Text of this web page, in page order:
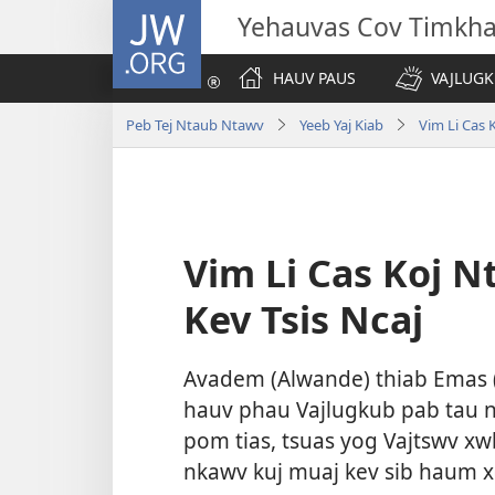
JW.ORG Yehauvas Cov
HAUV PAUS
Peb Tej Ntaub Ntawv Yeeb Yaj Kiab Vim Li Cas
Vim Li Cas Koj
Kev Tsis Ncaj
Avadem (Alwande) thiab
hauv phau Vajlugkub pab tau
pom tias, tsuas yog Vajtswv
nkawv kuj muaj kev sib haum